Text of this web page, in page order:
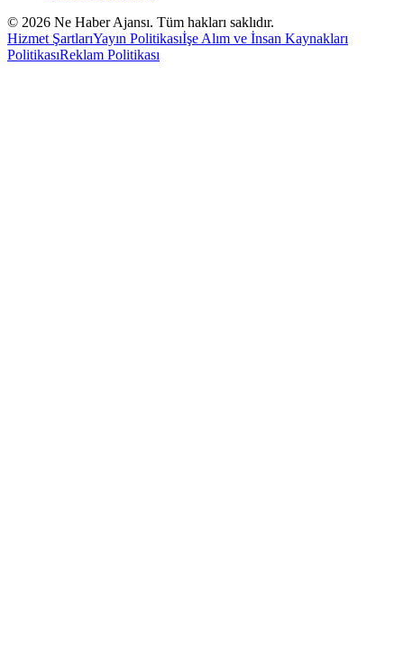
© 2026 Ne Haber Ajansı. Tüm hakları saklıdır.
Hizmet ŞartlarıYayın Politikasıİşe Alım ve İnsan Kaynakları
PolitikasıReklam Politikası